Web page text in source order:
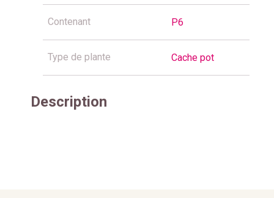
Contenant P6
Type de plante Cache pot
Description